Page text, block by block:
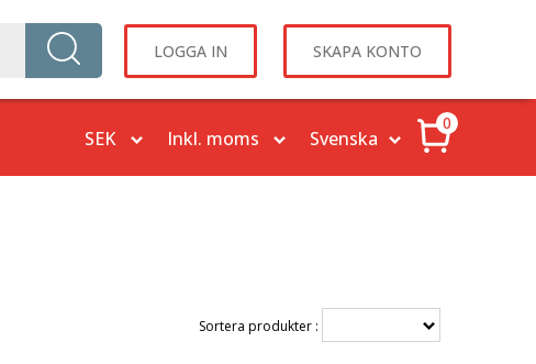
LOGGA IN SKAPA KONTO
0
Sortera produkter :